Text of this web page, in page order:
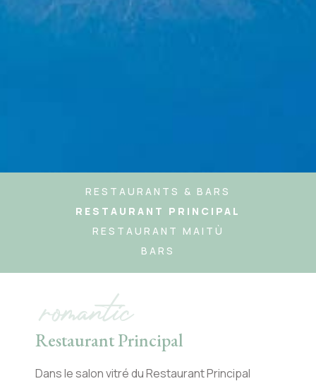
RESTAURANTS & BARS
RESTAURANT PRINCIPAL
RESTAURANT MAITÙ
BARS
Restaurant Principal
romantic
Dans le salon vitré du Restaurant Principal